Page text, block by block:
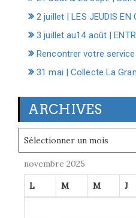
2 juillet | LES JEUDIS EN
3 juillet au14 août |
Rencontrer votre service
31 mai | Collecte La
ARCHIVES
novembre 2025
L M M J